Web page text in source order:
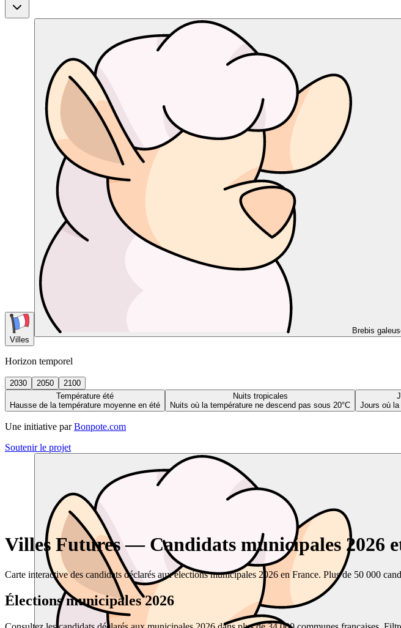
Villes
Brebis
Horizon temporel
2030 2050
2100
Température été
Hausse de la température moyenne en été
Nuits tropicales
Nuits où la température ne descend pas sous 20°C
Jours où la
Une initiative par Bonpote.com
Soutenir le projet
Villes Futures — Candidats municipales 2026
Carte interactive des candidats déclarés aux élections municipales 2026 en France. Plus de 50 000
Élections municipales 2026